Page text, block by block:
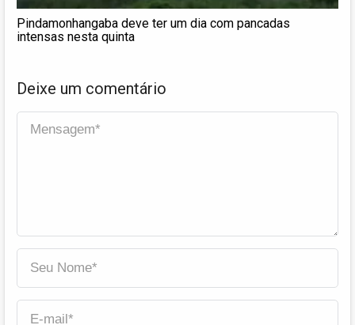
Pindamonhangaba deve ter um dia com pancadas
intensas nesta quinta
Deixe um comentário